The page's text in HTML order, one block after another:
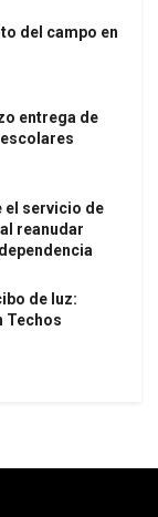
del campo en
entrega de
el servicio de
reanudar
de luz:
Techos